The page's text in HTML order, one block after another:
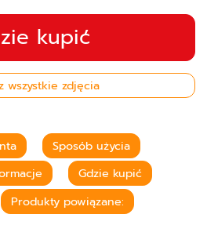
kupić
wszystkie zdjęcia
Sposób użycia
Gdzie kupić
Produkty powiązane: